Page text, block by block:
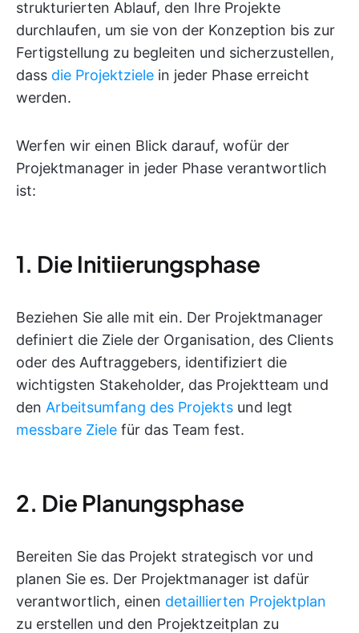
strukturierten Ablauf, den Ihre Projekte
durchlaufen, um sie von der Konzeption bis zur
Fertigstellung zu begleiten und sicherzustellen,
dass die Projektziele in jeder Phase erreicht
werden.
Werfen wir einen Blick darauf, wofür der
Projektmanager in jeder Phase verantwortlich
ist:
1. Die Initiierungsphase
Beziehen Sie alle mit ein. Der Projektmanager
definiert die Ziele der Organisation, des Clients
oder des Auftraggebers, identifiziert die
wichtigsten Stakeholder, das Projektteam und
den Arbeitsumfang des Projekts und legt
messbare Ziele für das Team fest.
2. Die Planungsphase
Bereiten Sie das Projekt strategisch vor und
planen Sie es. Der Projektmanager ist dafür
verantwortlich, einen detaillierten Projektplan
zu erstellen und den Projektzeitplan zu